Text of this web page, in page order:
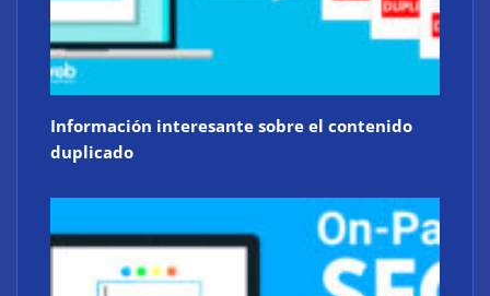
Información interesante sobre el contenido
duplicado